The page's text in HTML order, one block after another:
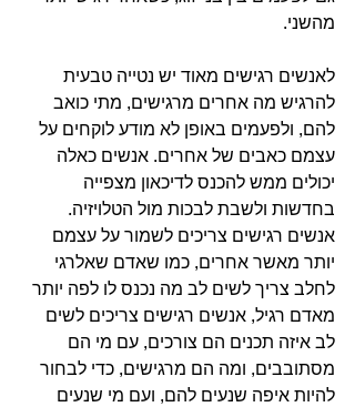
מהשני.
לאנשים רגישים מאוד יש נטייה טבעית
להרגיש מה אחרים מרגישים, מתי כואב
להם, ולפעמים באופן לא מודע לוקחים על
עצמם כאבים של אחרים. אנשים כאלה
יכולים ממש להכנס לדיכאון מצפייה
בחדשות ולשבת לבכות מול הטלויזיה.
אנשים רגישים צריכים לשמור על עצמם
יותר מאשר אחרים, כמו שאדם שאלרגי
לחלב צריך לשים לב מה נכנס לו לפה יותר
מאדם רגיל, אנשים רגישים צריכים לשים
לב איזה תכנים הם צורכים, עם מי הם
מסתובבים, ומה הם מרגישים, כדי לבחור
להיות איפה שנעים להם, ועם מי שנעים